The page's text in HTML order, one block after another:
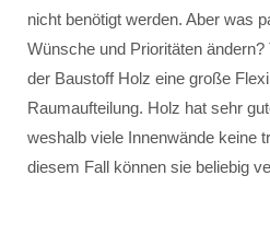
nicht benötigt werden. Aber was
Wünsche und Prioritäten
der Baustoff Holz eine große
Raumaufteilung. Holz hat sehr
weshalb viele Innenwände keine
diesem Fall können sie beliebig